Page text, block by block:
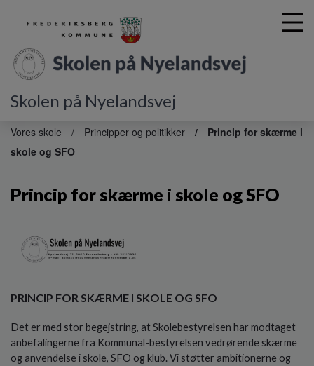
Skolen på Nyelandsvej
Vores skole Principper og politikker
Princip for skærme i
skole og SFO
Princip for skærme i skole og SFO
PRINCIP FOR SKÆRME I SKOLE OG SFO
Det er med stor begejstring, at Skolebestyrelsen har modtaget
anbefalingerne fra Kommunal-bestyrelsen vedrørende skærme
og anvendelse i skole, SFO og klub. Vi støtter ambitionerne og